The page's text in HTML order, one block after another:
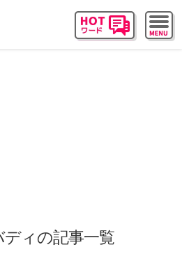
ィの記事一覧